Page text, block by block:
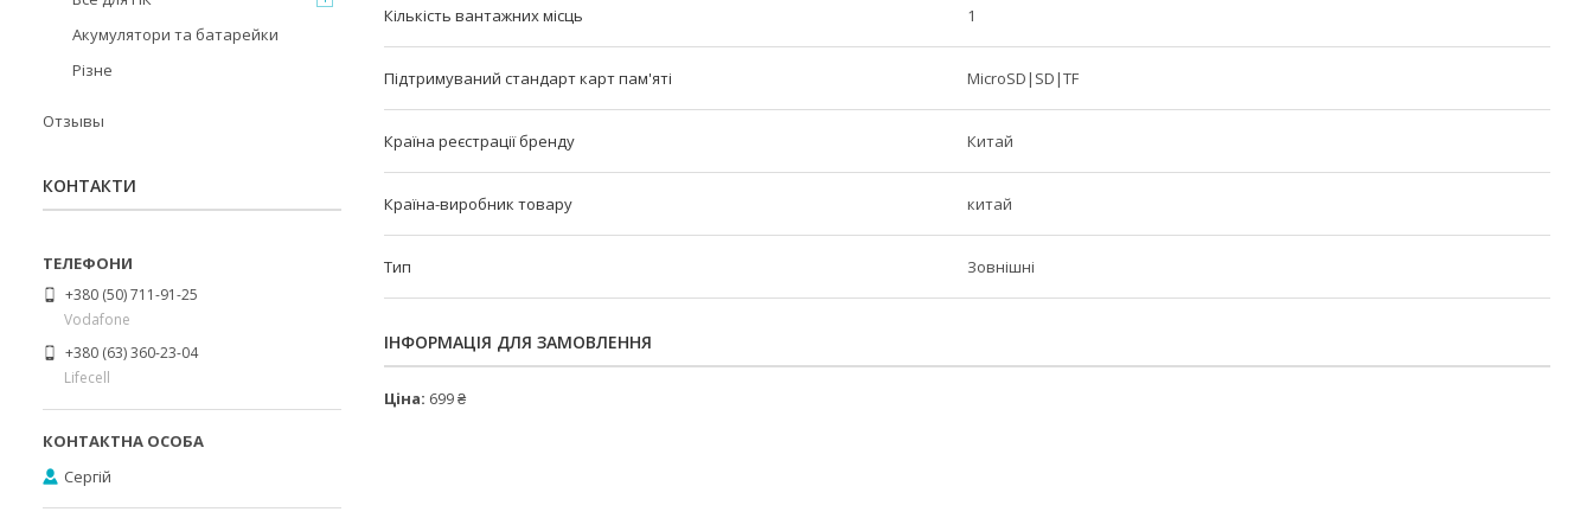
Кількість вантажних місць 1
Підтримуваний стандарт карт пам'яті MicroSD|SD|TF
Країна реєстрації бренду Китай
Країна-виробник товару китай
Тип Зовнішні
ІНФОРМАЦІЯ ДЛЯ ЗАМОВЛЕННЯ
Ціна: 699 ₴
Акумулятори та батарейки
Різне
Отзывы
КОНТАКТИ
+380 (50) 711-91-25
Vodafone
+380 (63) 360-23-04
Lifecell
Сергій